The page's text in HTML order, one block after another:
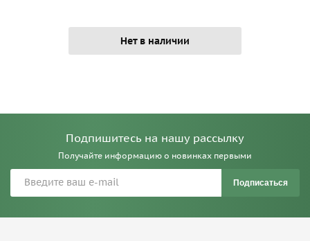
Нет в наличии
Подпишитесь на нашу рассылку
Получайте информацию о новинках первыми
Подписаться